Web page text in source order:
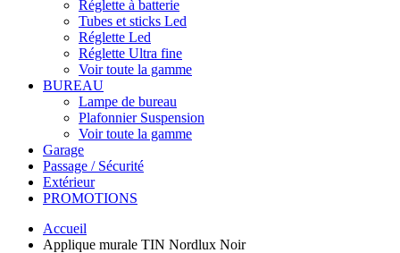
Réglette à batterie
Tubes et sticks Led
Réglette Led
Réglette Ultra fine
Voir toute la gamme
BUREAU
Lampe de bureau
Plafonnier Suspension
Voir toute la gamme
Garage
Passage / Sécurité
Extérieur
PROMOTIONS
Accueil
Applique murale TIN Nordlux Noir